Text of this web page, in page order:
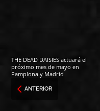
THE DEAD DAISIES actuará el
próximo mes de mayo en
Pamplona y Madrid
ANTERIOR